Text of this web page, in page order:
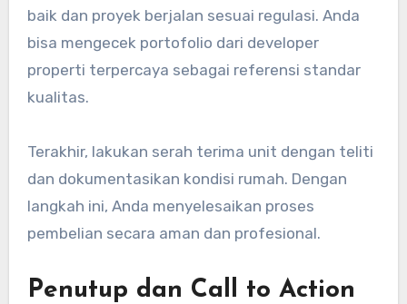
baik dan proyek berjalan sesuai regulasi. Anda
bisa mengecek portofolio dari developer
properti terpercaya sebagai referensi standar
kualitas.
Terakhir, lakukan serah terima unit dengan teliti
dan dokumentasikan kondisi rumah. Dengan
langkah ini, Anda menyelesaikan proses
pembelian secara aman dan profesional.
Penutup dan Call to Action